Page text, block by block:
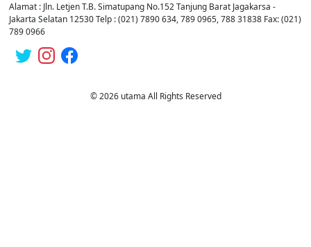
Alamat : Jln. Letjen T.B. Simatupang No.152 Tanjung Barat Jagakarsa -
Jakarta Selatan 12530 Telp : (021) 7890 634, 789 0965, 788 31838 Fax: (021)
789 0966
© 2026 utama All Rights Reserved